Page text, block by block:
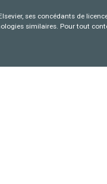
ses concédants de
similaires. Pour tout